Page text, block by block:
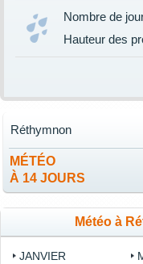
Nombre de
Hauteur des
MÉTÉO
À 14 JOURS
Réthymnon
Météo à
JANVIER